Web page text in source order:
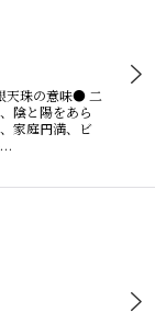
珠の意味● 二
陰と陽をあら
家庭円満、ビ
…